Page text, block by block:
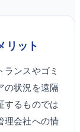
リット
ンスやゴミ
の状況を遠隔
するものでは
理会社への情